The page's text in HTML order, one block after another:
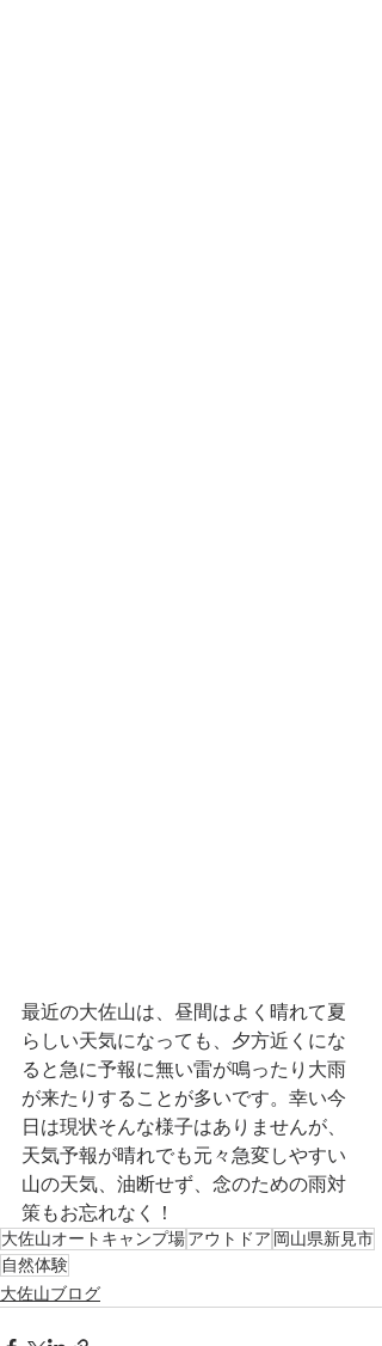
最近の大佐山は、昼間はよく晴れて夏
らしい天気になっても、夕方近くにな
ると急に予報に無い雷が鳴ったり大雨
が来たりすることが多いです。幸い今
日は現状そんな様子はありませんが、
天気予報が晴れでも元々急変しやすい
山の天気、油断せず、念のための雨対
策もお忘れなく！
大佐山オートキャンプ場アウトドア 岡山県新見市
自然体験
大佐山ブログ